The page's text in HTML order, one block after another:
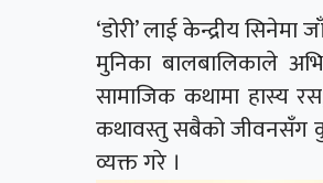
‘डोरी’ लाई केन्द्रीय
मुनिका बालबालिकाले
सामाजिक कथामा हास्य
कथावस्तु सबैको जीवनसँग
व्यक्त गरे ।